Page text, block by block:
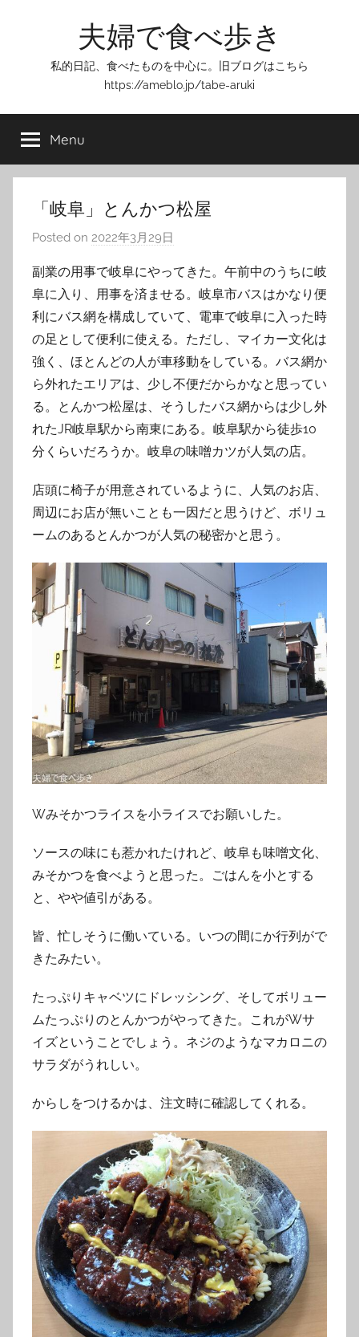
夫婦で食べ歩き
私的日記、食べたものを中心に。旧ブログはこちら
https://ameblo.jp/tabe-aruki
Menu
「岐阜」とんかつ松屋
Posted on 2022年3月29日
T
o
m
副業の用事で岐阜にやってきた。午前中のうちに岐
阜に入り、用事を済ませる。岐阜市バスはかなり便
利にバス網を構成していて、電車で岐阜に入った時
の足として便利に使える。ただし、マイカー文化は
強く、ほとんどの人が車移動をしている。バス網か
ら外れたエリアは、少し不便だからかなと思ってい
る。とんかつ松屋は、そうしたバス網からは少し外
れたJR岐阜駅から南東にある。岐阜駅から徒歩10
分くらいだろうか。岐阜の味噌カツが人気の店。
店頭に椅子が用意されているように、人気のお店、
周辺にお店が無いことも一因だと思うけど、ボリュ
ームのあるとんかつが人気の秘密かと思う。
Wみそかつライスを小ライスでお願いした。
ソースの味にも惹かれたけれど、岐阜も味噌文化、
みそかつを食べようと思った。ごはんを小とする
と、やや値引がある。
皆、忙しそうに働いている。いつの間にか行列がで
きたみたい。
たっぷりキャベツにドレッシング、そしてボリュー
ムたっぷりのとんかつがやってきた。これがWサ
イズということでしょう。ネジのようなマカロニの
サラダがうれしい。
からしをつけるかは、注文時に確認してくれる。